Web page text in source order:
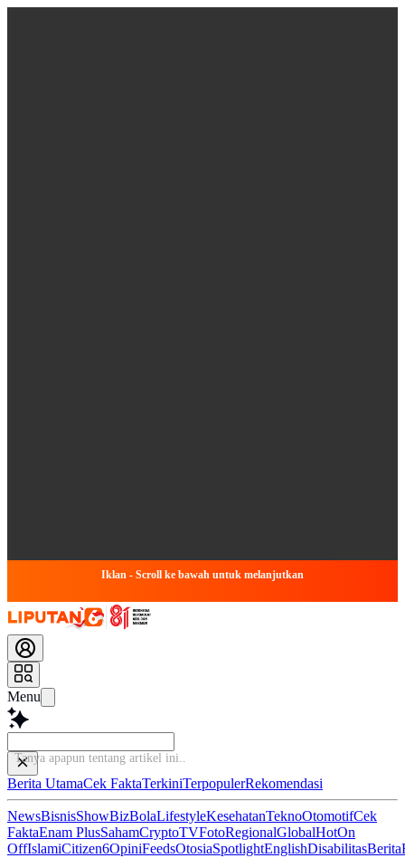
Iklan - Scroll ke bawah untuk melanjutkan
Menu
Tanya apapun
Berita UtamaCek FaktaTerkiniTerpopulerRekomendasi
NewsBisnisShowBizBolaLifestyleKesehatanTeknoOtomotifCek
FaktaEnam PlusSahamCryptoTVFotoRegionalGlobalHotOn
OffIslamiCitizen6OpiniFeedsOtosiaSpotlightEnglishDisabilitasBerita